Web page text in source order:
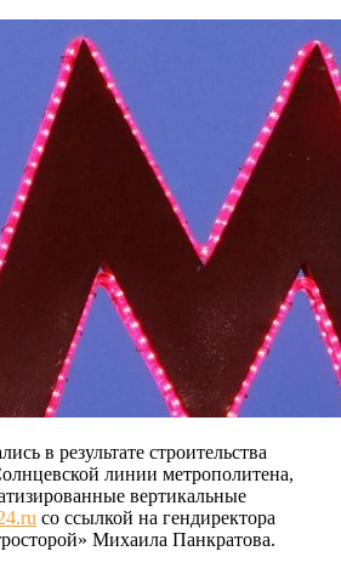
в результате строительства
линии метрополитена,
вертикальные
со ссылкой на гендиректора
Михаила Панкратова.